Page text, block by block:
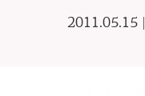
2011.05.15 |